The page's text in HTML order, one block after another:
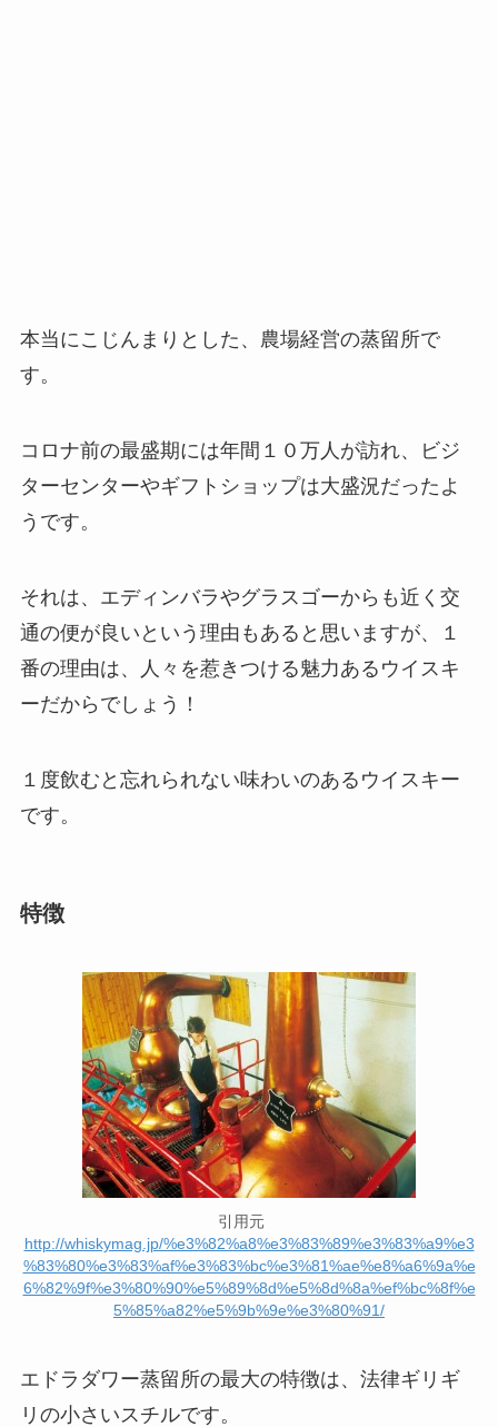
本当にこじんまりとした、農場経営の蒸留所で
す。
コロナ前の最盛期には年間１０万人が訪れ、ビジ
ターセンターやギフトショップは大盛況だったよ
うです。
それは、エディンバラやグラスゴーからも近く交
通の便が良いという理由もあると思いますが、１
番の理由は、人々を惹きつける魅力あるウイスキ
ーだからでしょう！
１度飲むと忘れられない味わいのあるウイスキー
です。
特徴
引用元
http://whiskymag.jp/%e3%82%a8%e3%83%89%e3%83%a9%e3
%83%80%e3%83%af%e3%83%bc%e3%81%ae%e8%a6%9a%e
6%82%9f%e3%80%90%e5%89%8d%e5%8d%8a%ef%bc%8f%e
5%85%a82%e5%9b%9e%e3%80%91/
エドラダワー蒸留所の最大の特徴は、法律ギリギ
リの小さいスチルです。